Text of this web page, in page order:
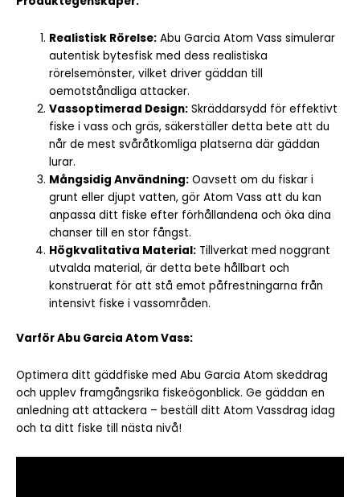
Realistisk Rörelse: Abu Garcia Atom Vass simulerar
autentisk bytesfisk med dess realistiska
rörelsemönster, vilket driver gäddan till
oemotståndliga attacker.
Vassoptimerad Design: Skräddarsydd för effektivt
fiske i vass och gräs, säkerställer detta bete att du
når de mest svåråtkomliga platserna där gäddan
lurar.
Mångsidig Användning: Oavsett om du fiskar i
grunt eller djupt vatten, gör Atom Vass att du kan
anpassa ditt fiske efter förhållandena och öka dina
chanser till en stor fångst.
Högkvalitativa Material: Tillverkat med noggrant
utvalda material, är detta bete hållbart och
konstruerat för att stå emot påfrestningarna från
intensivt fiske i vassområden.
Varför Abu Garcia Atom Vass:
Optimera ditt gäddfiske med Abu Garcia Atom skeddrag
och upplev framgångsrika fiskeögonblick. Ge gäddan en
anledning att attackera – beställ ditt Atom Vassdrag idag
och ta ditt fiske till nästa nivå!